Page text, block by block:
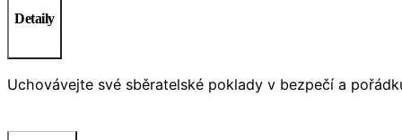
Detaily
Uchovávejte své sběratelské poklady v bezpečí a